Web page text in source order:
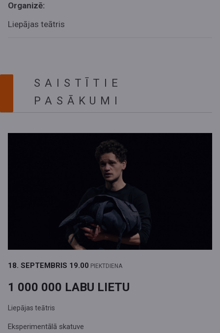
Organizē:
Liepājas teātris
SAISTĪTIE
PASĀKUMI
18. SEPTEMBRIS 19.00 PIEKTDIENA
1 000 000 LABU LIETU
Liepājas teātris
Eksperimentālā skatuve